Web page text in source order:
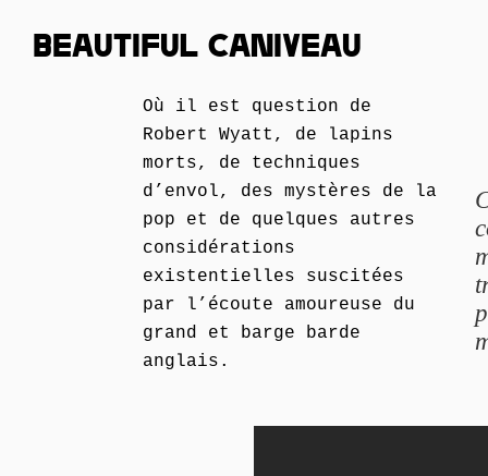
BEAUTIFUL CANIVEAU
Où il est question de
Robert Wyatt, de lapins
morts, de techniques
d’envol, des mystères de la
pop et de quelques autres
considérations
existentielles suscitées
par l’écoute amoureuse du
grand et barge barde
anglais.